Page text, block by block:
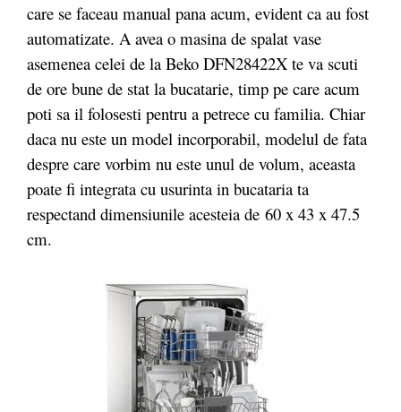
care se faceau manual pana acum, evident ca au fost
automatizate. A avea o masina de spalat vase
asemenea celei de la Beko DFN28422X te va scuti
de ore bune de stat la bucatarie, timp pe care acum
poti sa il folosesti pentru a petrece cu familia. Chiar
daca nu este un model incorporabil, modelul de fata
despre care vorbim nu este unul de volum, aceasta
poate fi integrata cu usurinta in bucataria ta
respectand dimensiunile acesteia de 60 x 43 x 47.5
cm.